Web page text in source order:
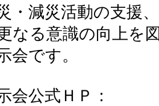
・減災活動の支援
なる意識の向上を
会です。
会公式ＨＰ：